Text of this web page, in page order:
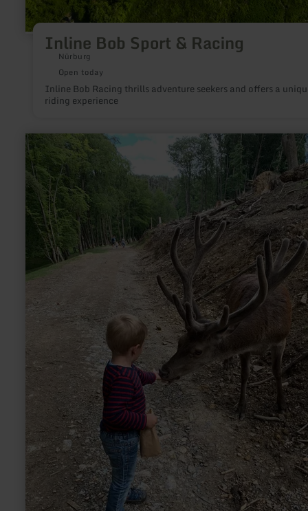
Inline Bob Sport & Racing
Nürburg
Open today
Inline Bob Racing thrills adventure seekers and offers a
riding experience
learn
more
about:
Wildpark
Schmidt